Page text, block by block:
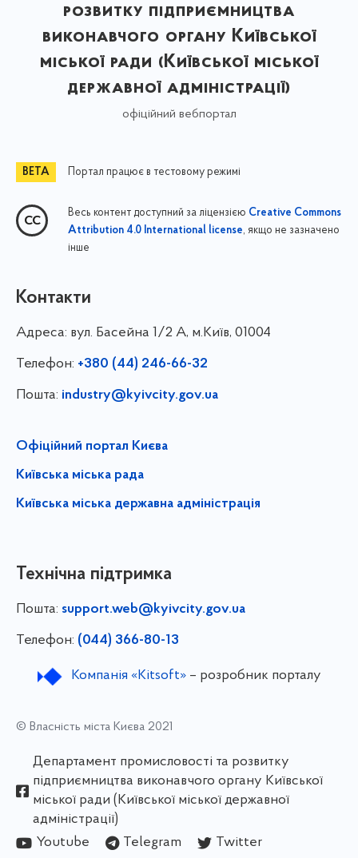
розвитку підприємництва
виконавчого органу Київської
міської ради (Київської міської
державної адміністрації)
офіційний вебпортал
Портал працює в тестовому режимі
Весь контент доступний за ліцензією Creative Commons
Attribution 4.0 International license, якщо не зазначено
інше
Контакти
Адреса: вул. Басейна 1/⁠2 А, м.Київ, 01004
Телефон: +380 (44) 246-66-32
Пошта: industry@kyivcity.gov.ua
Офіційний портал Києва
Київська міська рада
Київська міська державна адміністрація
Технічна підтримка
Пошта: support.web@kyivcity.gov.ua
Телефон: (044) 366-80-13
Компанія «Kitsoft»– розробник порталу
© Власність міста Києва 2021
Департамент промисловості та розвитку
підприємництва виконавчого органу Київської
міської ради (Київської міської державної
адміністрації)
Youtube
Telegram
Twitter